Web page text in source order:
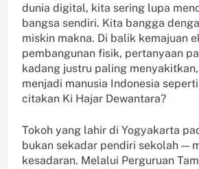
dunia digital, kita sering lupa
bangsa sendiri. Kita bangga
miskin makna. Di balik kemajuan
pembangunan fisik, pertanyaan
kadang justru paling
menjadi manusia Indonesia
citakan Ki Hajar Dewantara?
Tokoh yang lahir di Yogyakarta
bukan sekadar pendiri sekolah —
kesadaran. Melalui Perguruan